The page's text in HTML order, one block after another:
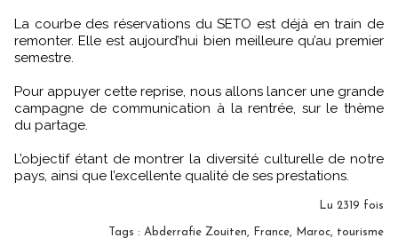
La courbe des réservations du SETO est déjà en train de
remonter. Elle est aujourd’hui bien meilleure qu’au premier
semestre.
Pour appuyer cette reprise, nous allons lancer une grande
campagne de communication à la rentrée, sur le thème
du partage.
L’objectif étant de montrer la diversité culturelle de notre
pays, ainsi que l’excellente qualité de ses prestations.
Lu 2319 fois
Tags : Abderrafie Zouiten, France, Maroc, tourisme